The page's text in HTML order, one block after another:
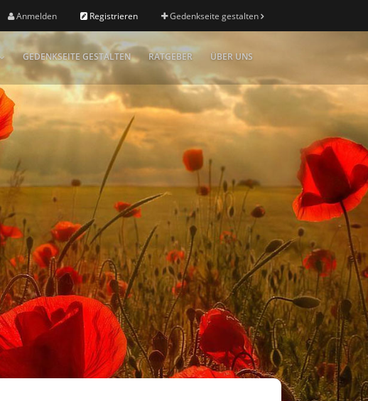
Anmelden Registrieren Gedenkseite gestalten
GEDENKSEITE GESTALTEN RATGEBER ÜBER UNS